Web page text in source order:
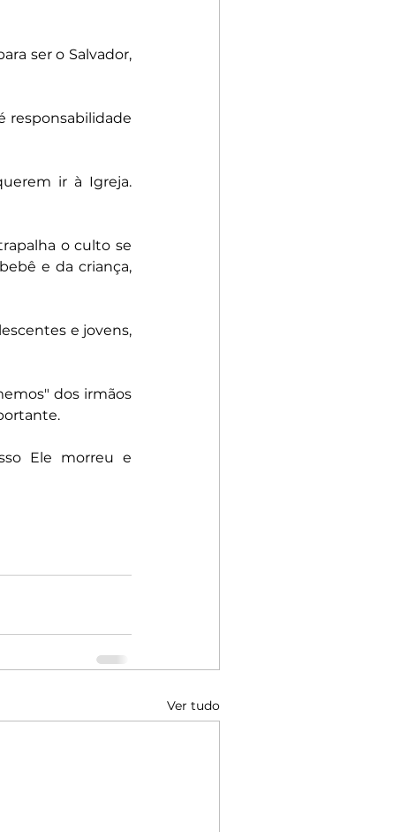
ser o Salvador,
responsabilidade
ir à Igreja.
o culto se
e da criança,
e jovens,
dos irmãos
Ele morreu e
Ver tudo